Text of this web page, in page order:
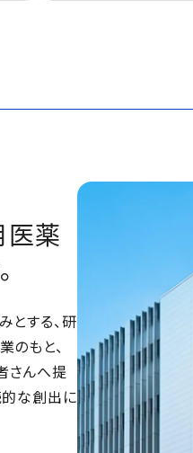
医薬
とする、研
のもと、
さんへ提
的な創出に